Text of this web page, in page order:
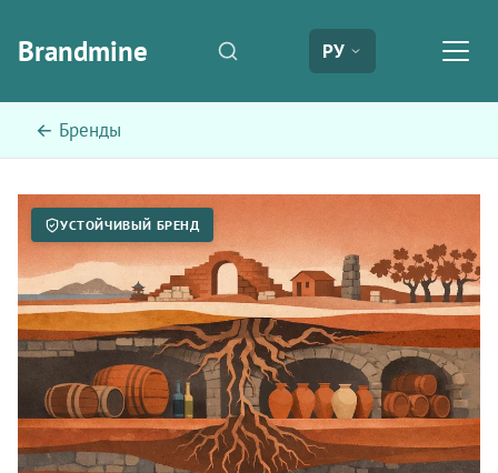
Brandmine РУ
← Бренды
УСТОЙЧИВЫЙ БРЕНД